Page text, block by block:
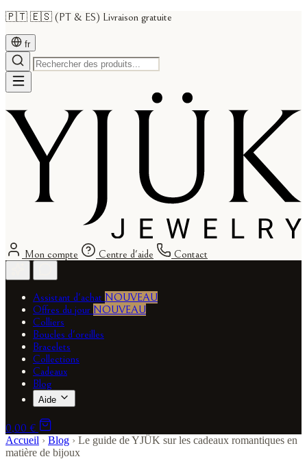
🇵🇹 🇪🇸 (PT & ES) Livraison gratuite
fr
Mon compte Centre d'aide Contact
Assistant d'achat NOUVEAU
Offres du jour NOUVEAU
Colliers
Boucles d'oreilles
Bracelets
Collections
Cadeaux
Blog
Aide
0,00 €
Accueil › Blog › Le guide de YJÜK sur les cadeaux romantiques en
matière de bijoux